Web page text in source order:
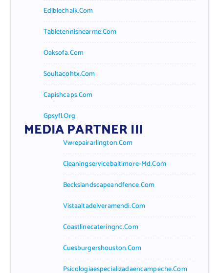
Ediblechalk.com
Tabletennisnearme.com
Oaksofa.com
Soultacohtx.com
Capishcaps.com
Gpsyfl.org
MEDIA PARTNER III
Vwrepairarlington.com
Cleaningservicebaltimore-Md.com
Beckslandscapeandfence.com
Vistaaltadelveramendi.com
Coastlinecateringnc.com
Cuesburgershouston.com
Psicologiaespecializadaencampeche.com